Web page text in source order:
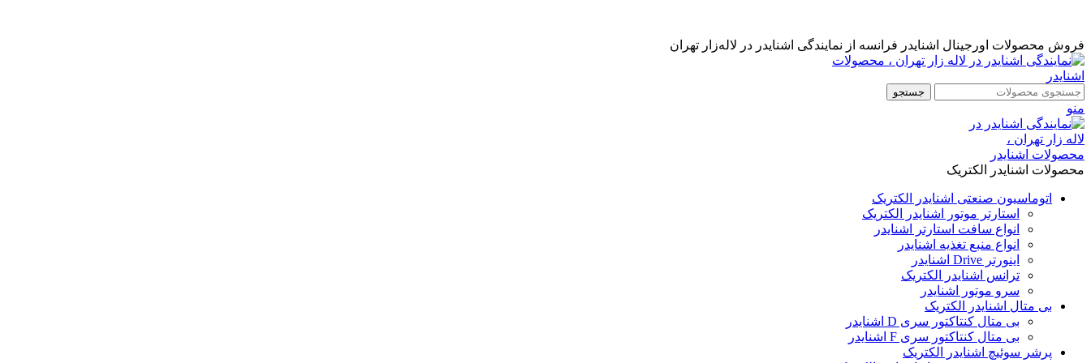
فروش محصولات اورجینال اشنایدر فرانسه از نمایندگی اشنایدر در لاله‌زار تهران
جستجو
منو
محصولات اشنایدر الکتریک
اتوماسیون صنعتی اشنایدر الکتریک
استارتر موتور اشنایدر الکتریک
انواع سافت استارتر اشنایدر
انواع منبع تغذیه اشنایدر
اینورتر Drive اشنایدر
ترانس اشنایدر الکتریک
سرو موتور اشنایدر
بی متال اشنایدر الکتریک
بی متال کنتاکتور سری D اشنایدر
بی متال کنتاکتور سری F اشنایدر
پرشر سوئیچ اشنایدر الکتریک